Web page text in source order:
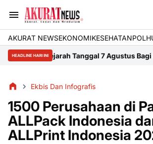
AKURAT NEWSEKONOMIKESEHATAN
HEADLINE HARI INI
Sejarah Tanggal 7 Agustus Bagi
Ekbis Dan Infografis
1500 Perusahaan di
ALLPack Indonesia
ALLPrint Indonesia